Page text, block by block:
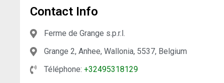
Contact Info
Ferme de Grange s.p.r.l.
Grange 2, Anhee, Wallonia, 5537, Belgium
Téléphone: +32495318129